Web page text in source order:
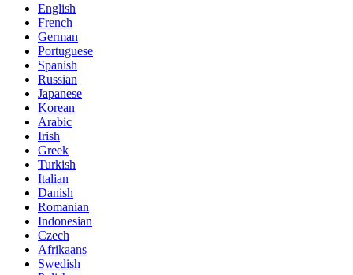
English
French
German
Portuguese
Spanish
Russian
Japanese
Korean
Arabic
Irish
Greek
Turkish
Italian
Danish
Romanian
Indonesian
Czech
Afrikaans
Swedish